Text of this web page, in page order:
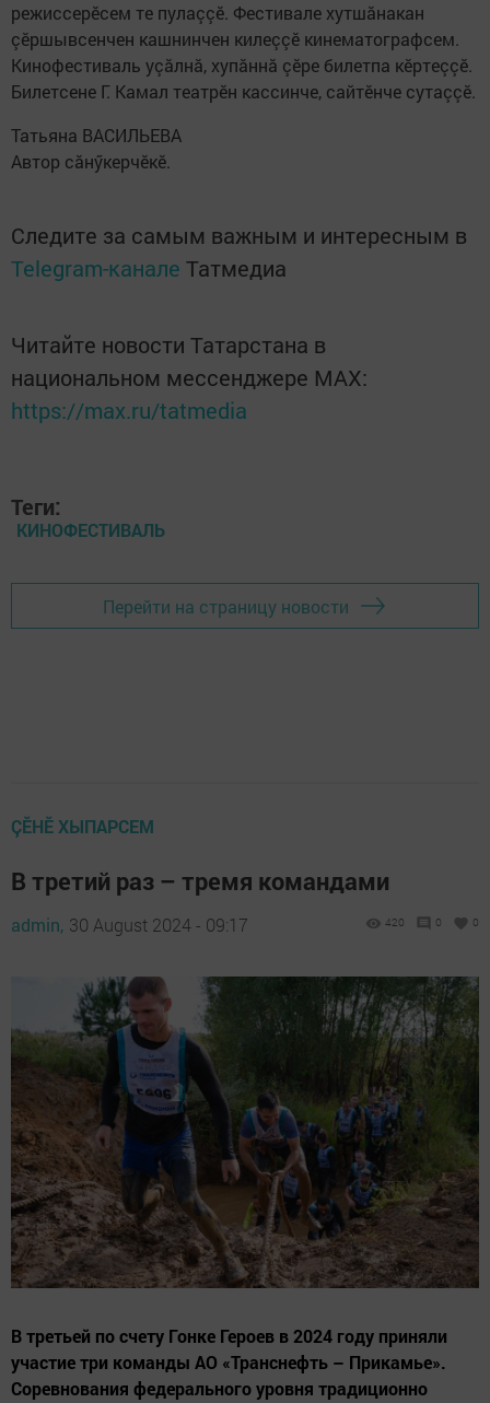
режиссерӗсем те пулаççӗ. Фестивале хутшăнакан
çӗршывсенчен кашнинчен килеççӗ кинематографсем.
Кинофестиваль уçăлнă, хупăннă çӗре билетпа кӗртеççӗ.
Билетсене Г. Камал театрӗн кассинче, сайтӗнче сутаççӗ.
Татьяна ВАСИЛЬЕВА
Автор сăнӳкерчӗкӗ.
Следите за самым важным и интересным в
Telegram-канале Татмедиа
Читайте новости Татарстана в
национальном мессенджере MАХ:
https://max.ru/tatmedia
Теги:
КИНОФЕСТИВАЛЬ
Перейти на страницу новости
ÇӖНӖ ХЫПАРСЕМ
В третий раз – тремя командами
admin, 30 August 2024 - 09:17 420 0 0
В третьей по счету Гонке Героев в 2024 году приняли
участие три команды АО «Транснефть – Прикамье».
Соревнования федерального уровня традиционно